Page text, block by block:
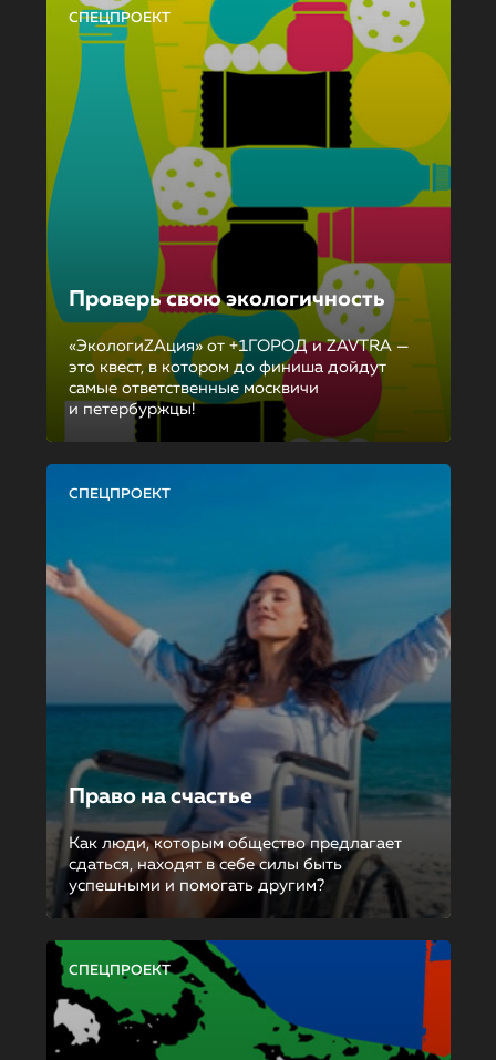
СПЕЦПРОЕКТ
Проверь свою экологичность
«ЭкологиZAция» от +1ГОРОД и ZAVTRA —
это квест, в котором до финиша дойдут
самые ответственные москвичи
и петербуржцы!
СПЕЦПРОЕКТ
Право на счастье
Как люди, которым общество предлагает
сдаться, находят в себе силы быть
успешными и помогать другим?
СПЕЦПРОЕКТ